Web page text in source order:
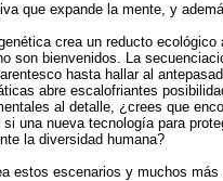
que expande la mente, y
crea un reducto
son bienvenidos. La
hasta hallar al
abre escalofriantes
al detalle, ¿crees que
una nueva tecnología para
la diversidad humana?
estos escenarios y muchos